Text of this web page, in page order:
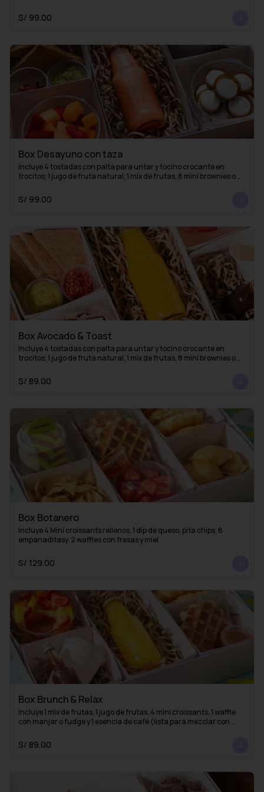
S/ 99.00
Box Desayuno con taza
Incluye 4 tostadas con palta para untar y tocino crocante en
trocitos; 1 jugo de fruta natural, 1 mix de frutas, 8 mini brownies o
S/ 99.00
Box Avocado & Toast
Incluye 4 tostadas con palta para untar y tocino crocante en
trocitos; 1 jugo de fruta natural, 1 mix de frutas, 8 mini brownies o
caliente y obtener un delicioso café americano)
S/ 89.00
Box Botanero
Incluye 4 Mini croissants rellenos, 1 dip de queso, pita chips, 8
empanaditasy  2 waffles con fresas y miel
S/ 129.00
Box Brunch & Relax
Incluye 1 mix de frutas, 1 jugo de frutas, 4 mini croissants, 1 waffle
con manjar o fudge y 1 esencia de café (lista para mezclar con
S/ 89.00